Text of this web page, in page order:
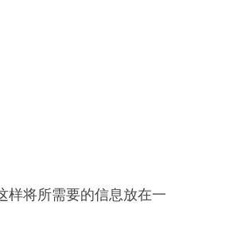
样将所需要的信息放在一